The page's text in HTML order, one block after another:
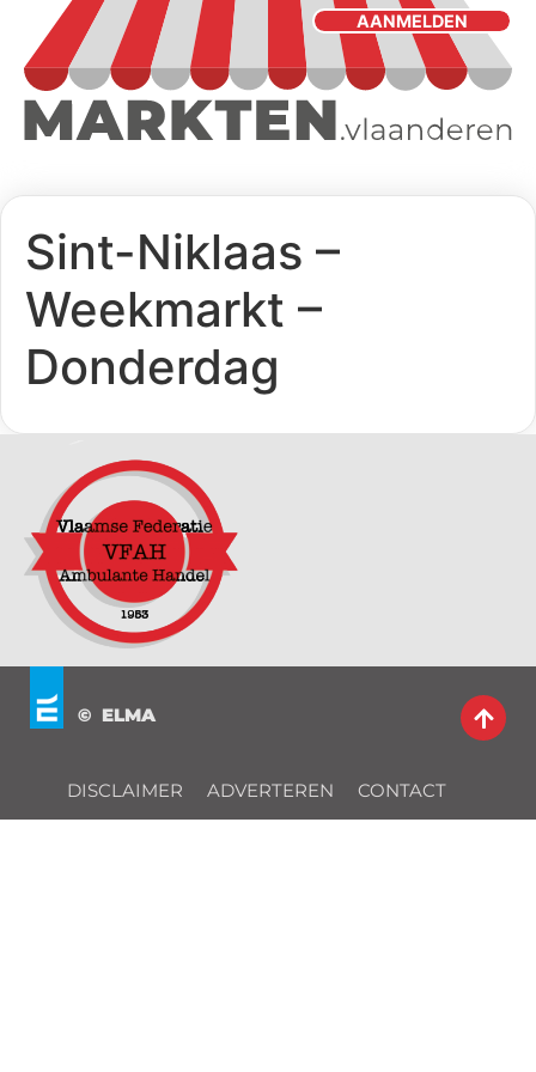
AANMELDEN
Sint-Niklaas –
Weekmarkt –
Donderdag
© ELMA
DISCLAIMER ADVERTEREN CONTACT